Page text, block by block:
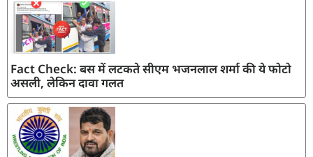
Fact Check: बस में लटकते सीएम भजनलाल शर्मा की ये फोटो
असली, लेकिन दावा गलत